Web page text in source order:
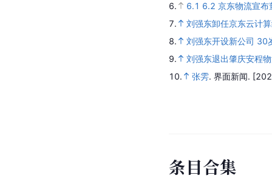
6.
6.1 6.2 京东物流宣布
7.
刘强东卸任京东云计
8.
刘强东开设新公司 30
9.
刘强东退出肇庆安程
10.
张雱. 界面新闻.
条目合集